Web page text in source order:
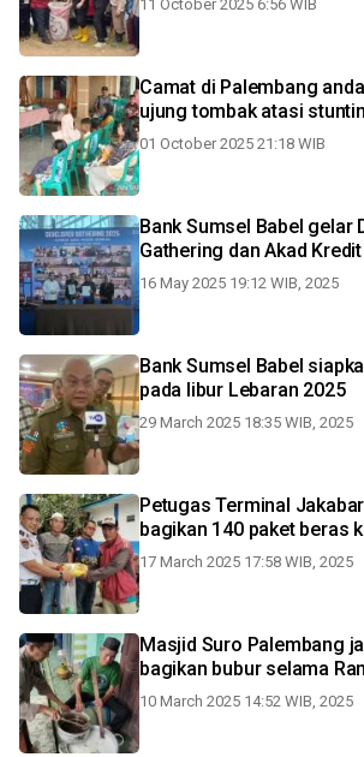
11 October 2025 6:56 WIB
Camat di Palembang
ujung tombak atasi
01 October 2025 21:18 WIB
Bank Sumsel Babel gelar
Gathering dan Akad
16 May 2025 19:12 WIB, 2025
Bank Sumsel Babel siapkan Rp1,16 miliar
pada libur Lebaran 2025
29 March 2025 18:35 WIB, 2025
Petugas Terminal Jakabaring
bagikan 140 paket beras
17 March 2025 17:58 WIB, 2025
Masjid Suro Palembang
bagikan bubur selama
10 March 2025 14:52 WIB, 2025